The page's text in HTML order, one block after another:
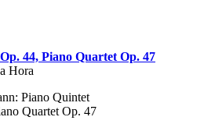
44, Piano Quartet Op. 47
Hora